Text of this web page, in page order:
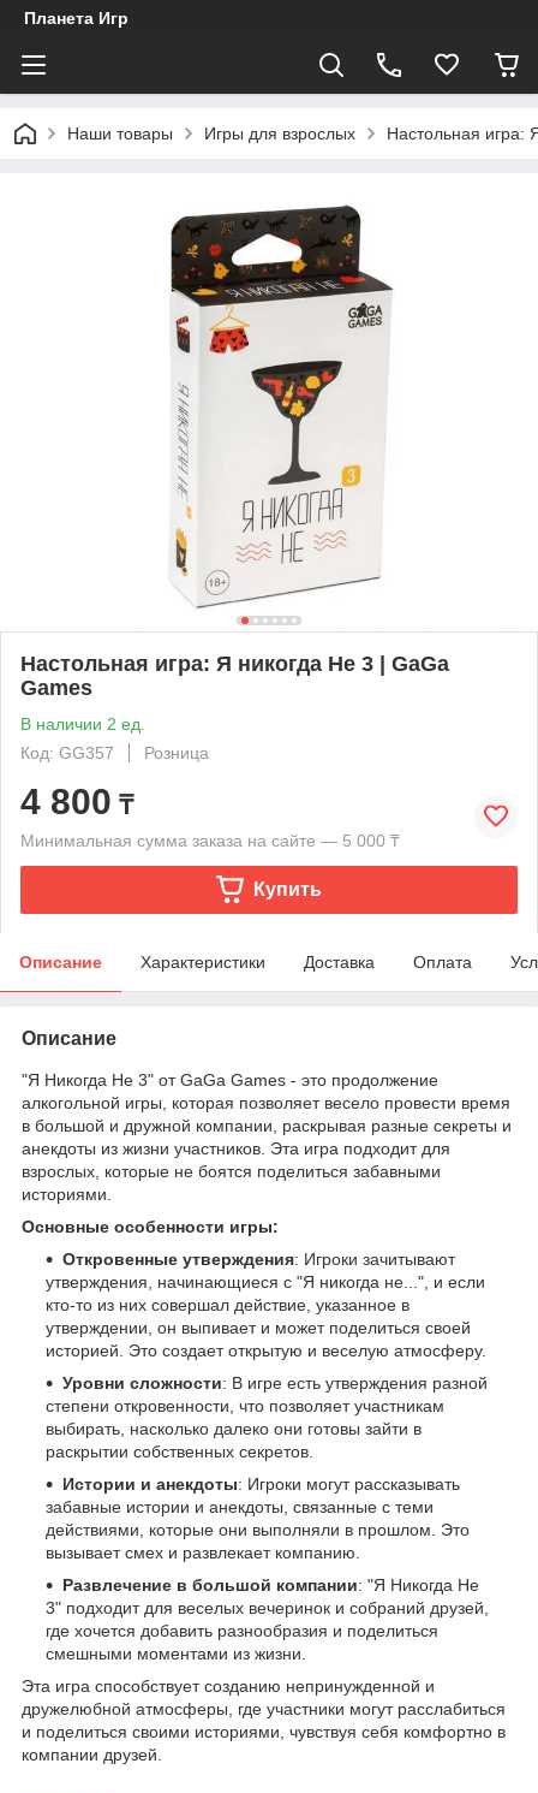
Планета Игр
Наши товары Игры для взрослых Настольная игра:
Настольная игра: Я никогда Не 3 | GaGa
Games
В наличии 2 ед.
Код: GG357
Розница
4 800 ₸
Минимальная сумма заказа на сайте — 5 000 ₸
Купить
Описание Характеристики Доставка Оплата
Описание
"Я Никогда Не 3" от GaGa Games - это продолжение
алкогольной игры, которая позволяет весело провести время
в большой и дружной компании, раскрывая разные секреты и
анекдоты из жизни участников. Эта игра подходит для
взрослых, которые не боятся поделиться забавными
историями.
Основные особенности игры:
Откровенные утверждения: Игроки зачитывают
утверждения, начинающиеся с "Я никогда не...", и если
кто-то из них совершал действие, указанное в
утверждении, он выпивает и может поделиться своей
историей. Это создает открытую и веселую атмосферу.
Уровни сложности: В игре есть утверждения разной
степени откровенности, что позволяет участникам
выбирать, насколько далеко они готовы зайти в
раскрытии собственных секретов.
Истории и анекдоты: Игроки могут рассказывать
забавные истории и анекдоты, связанные с теми
действиями, которые они выполняли в прошлом. Это
вызывает смех и развлекает компанию.
Развлечение в большой компании: "Я Никогда Не
3" подходит для веселых вечеринок и собраний друзей,
где хочется добавить разнообразия и поделиться
смешными моментами из жизни.
Эта игра способствует созданию непринужденной и
дружелюбной атмосферы, где участники могут расслабиться
и поделиться своими историями, чувствуя себя комфортно в
компании друзей.